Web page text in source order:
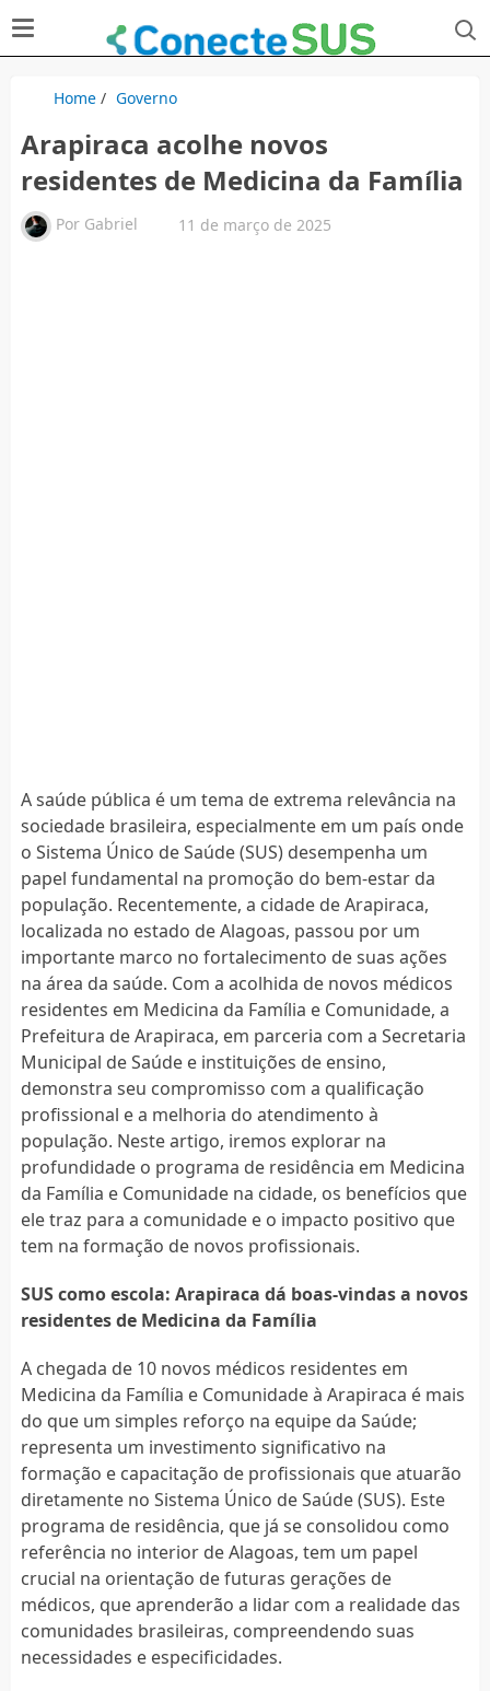
Home/ Governo
Arapiraca acolhe novos
residentes de Medicina da Família
Por Gabriel 11 de março de 2025
A saúde pública é um tema de extrema relevância na
sociedade brasileira, especialmente em um país onde
o Sistema Único de Saúde (SUS) desempenha um
papel fundamental na promoção do bem-estar da
população. Recentemente, a cidade de Arapiraca,
localizada no estado de Alagoas, passou por um
importante marco no fortalecimento de suas ações
na área da saúde. Com a acolhida de novos médicos
residentes em Medicina da Família e Comunidade, a
Prefeitura de Arapiraca, em parceria com a Secretaria
Municipal de Saúde e instituições de ensino,
demonstra seu compromisso com a qualificação
profissional e a melhoria do atendimento à
população. Neste artigo, iremos explorar na
profundidade o programa de residência em Medicina
da Família e Comunidade na cidade, os benefícios que
ele traz para a comunidade e o impacto positivo que
tem na formação de novos profissionais.
SUS como escola: Arapiraca dá boas-vindas a novos
residentes de Medicina da Família
A chegada de 10 novos médicos residentes em
Medicina da Família e Comunidade à Arapiraca é mais
do que um simples reforço na equipe da Saúde;
representa um investimento significativo na
formação e capacitação de profissionais que atuarão
diretamente no Sistema Único de Saúde (SUS). Este
programa de residência, que já se consolidou como
referência no interior de Alagoas, tem um papel
crucial na orientação de futuras gerações de
médicos, que aprenderão a lidar com a realidade das
comunidades brasileiras, compreendendo suas
necessidades e especificidades.